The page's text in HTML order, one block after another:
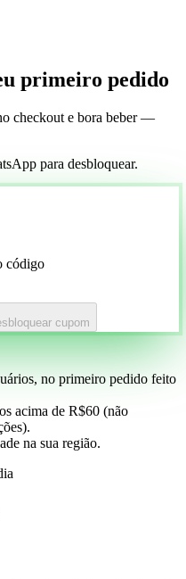
primeiro pedido
checkout e bora beber —
para desbloquear.
código
cupom
no primeiro pedido feito
acima de R$60 (não
na sua região.